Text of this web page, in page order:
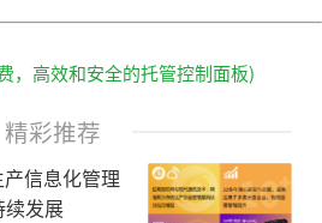
，高效和安全的托管控制面板)
精彩推荐
信息化管理
续发展